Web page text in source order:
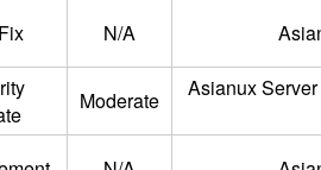
N/A
Moderate
Asianux